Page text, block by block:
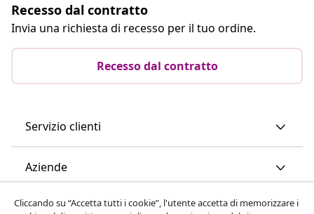
Recesso dal contratto
Invia una richiesta di recesso per il tuo ordine.
Recesso dal contratto
Servizio clienti
Aziende
vidaXL
Cliccando su “Accetta tutti i cookie”, l'utente accetta di memorizzare i